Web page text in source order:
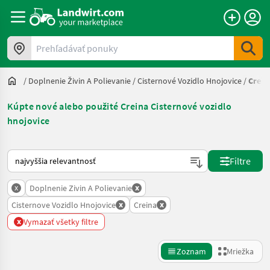
Prehľadávať ponuky
/ Doplnenie Živin A Polievanie /Cisternové Vozidlo Hnojovice /
Kúpte nové alebo použité Creina Cisternové vozidlo
hnojovice
Takto sa vykonáva triedenie na Landwirt.com
Filtre
x Doplnenie Zivin A Polievanie x
Cisternove Vozidlo Hnojovice x Creina x
x Vymazať všetky filtre
Zoznam Mriežka